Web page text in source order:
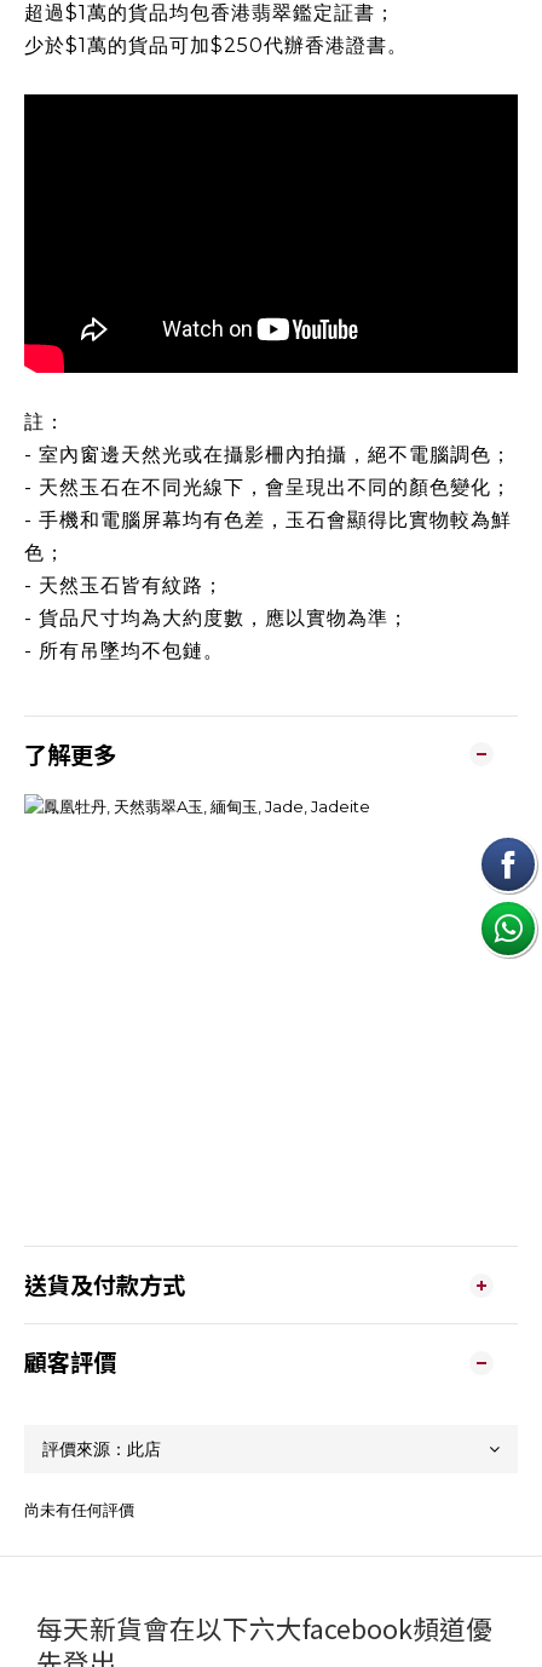
超過$1萬的貨品均包香港翡翠鑑定証書；
少於$1萬的貨品可加$250代辦香港證書。
註：
- 室內窗邊天然光或在攝影柵內拍攝，絕不電腦調色；
- 天然玉石在不同光線下，會呈現出不同的顏色變化；
- 手機和電腦屏幕均有色差，玉石會顯得比實物較為鮮
色；
- 天然玉石皆有紋路；
- 貨品尺寸均為大約度數，應以實物為準；
- 所有吊墜均不包鏈。
了解更多
送貨及付款方式
顧客評價
尚未有任何評價
每天新貨會在以下六大facebook頻道優